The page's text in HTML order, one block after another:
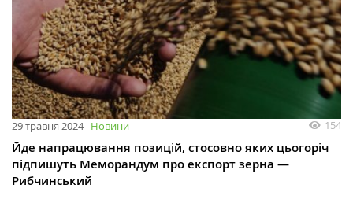
29 травня 2024 Новини 154
Йде напрацювання позицій, стосовно яких цьогоріч
підпишуть Меморандум про експорт зерна —
Рибчинський